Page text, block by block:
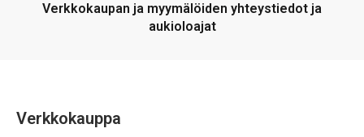
sivullaVerkkokaupan ja myymälöiden yhteystiedot ja
aukioloajat
Verkkokauppa